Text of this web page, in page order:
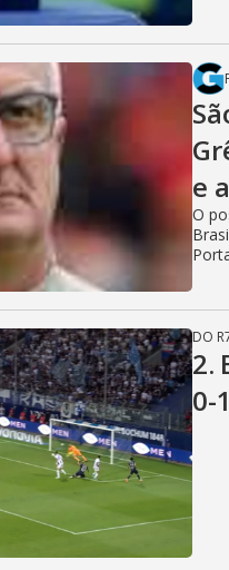
e
O
DO
2.
0-